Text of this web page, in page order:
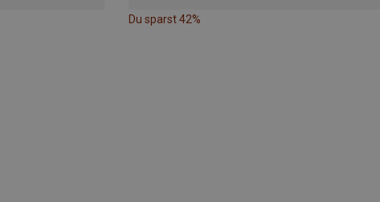
Du sparst 42%